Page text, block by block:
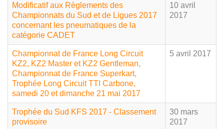
Modificatif aux Règlements des
Championnats du Sud et de Ligues 2017
concernant les pneumatiques de la
catégorie CADET
10 avril
2017
Championnat de France Long Circuit
KZ2, KZ2 Master et KZ2 Gentleman,
Championnat de France Superkart,
Trophée Long Circuit TTI Carbone,
samedi 20 et dimanche 21 mai 2017
5 avril 2017
Trophée du Sud KFS 2017 - Classement
provisoire
30 mars
2017